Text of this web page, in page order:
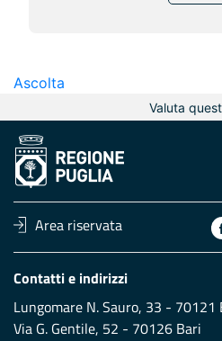
Ascolta
Valuta
Area riservata
Contatti e indirizzi
Lungomare N. Sauro, 33 - 70121
Via G. Gentile, 52 - 70126 Bari